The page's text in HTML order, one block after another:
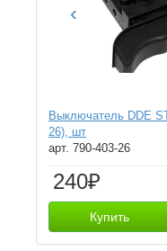
‹
Выключатель DDE
26), шт
арт. 790-403-26
240₽
Купить